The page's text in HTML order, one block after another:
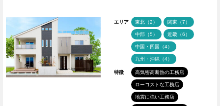
エリア 東北（2） 関東（7）
中部（5） 近畿（6）
中国・四国（4）
九州・沖縄（4）
特徴 高気密高断熱の工務店
ローコストな工務店
地震に強い工務店